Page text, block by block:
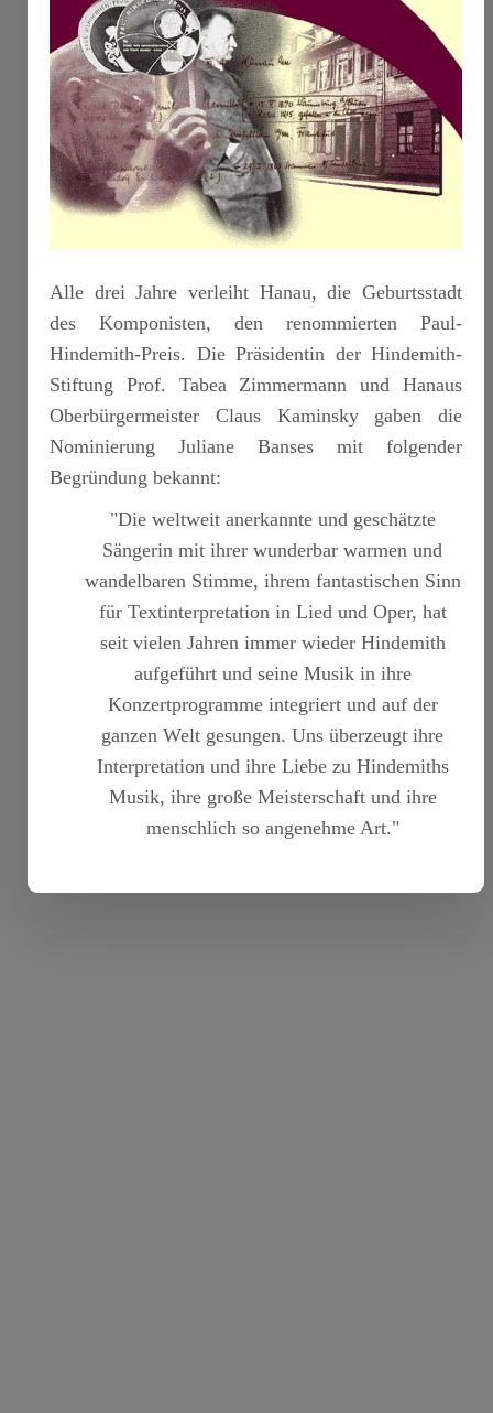
Alle drei Jahre verleiht Hanau, die Geburtsstadt
des Komponisten, den renommierten Paul-
Hindemith-Preis. Die Präsidentin der Hindemith-
Stiftung Prof. Tabea Zimmermann und Hanaus
Oberbürgermeister Claus Kaminsky gaben die
Nominierung Juliane Banses mit folgender
Begründung bekannt:
"Die weltweit anerkannte und geschätzte
Sängerin mit ihrer wunderbar warmen und
wandelbaren Stimme, ihrem fantastischen Sinn
für Textinterpretation in Lied und Oper, hat
seit vielen Jahren immer wieder Hindemith
aufgeführt und seine Musik in ihre
Konzertprogramme integriert und auf der
ganzen Welt gesungen. Uns überzeugt ihre
Interpretation und ihre Liebe zu Hindemiths
Musik, ihre große Meisterschaft und ihre
menschlich so angenehme Art."